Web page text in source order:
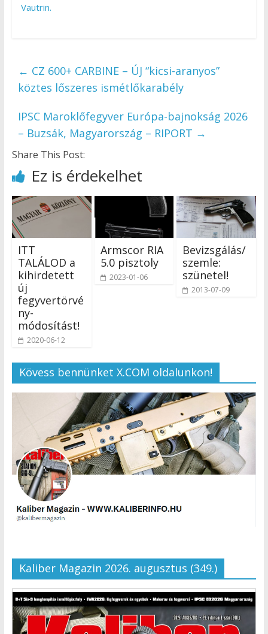
Vautrin.
← CZ 600+ CARBINE – ÚJ “kicsi-aranyos”
köztes lőszeres ismétlőkarabély
IPSC Maroklőfegyver Európa-bajnokság 2026
– Buzsák, Magyarország – RIPORT →
Share This Post:
Ez is érdekelhet
ITT
TALÁLOD a
kihirdetett
új
fegyvertörvé
ny-
módosítást!
2020-06-12
Armscor RIA
5.0 pisztoly
2023-01-06
Bevizsgálás/
szemle:
szünetel!
2013-07-09
Kövess bennünket X.COM oldalunkon!
Kaliber Magazin 2026. augusztus (349.)